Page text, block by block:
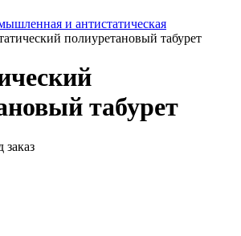
и антистатическая
полиуретановый табурет
табурет
заказ